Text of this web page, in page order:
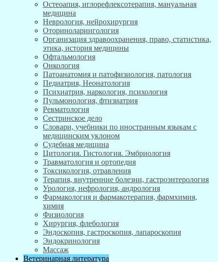
Остеоапия, иглорефлексотерапия, мануальная
медицина
Неврология, нейрохирургия
Оториноларингология
Организация здравоохранения, право, статистика,
этика, история медицины
Офтальмология
Онкология
Патоанатомия и патофизиология, патология
Педиатрия, Неонатология
Психиатрия, наркология, психология
Пульмонология, фтизиатрия
Ревматология
Сестринское дело
Словари, учебники по иностранным языкам с
медицинским уклоном
Судебная медицина
Цитология. Гистология. Эмбриология
Травматология и ортопедия
Токсикология, отравления
Терапия, внутренние болезни, гастроэнтерология
Урология, нефрология, андрология
Фармакология и фармакотерапия, фармхимия,
химия
Физиология
Хирургия, флебология
Эндоскопия, гастроскопия, лапароскопия
Эндокринология
Массаж
Ветеринарная литература